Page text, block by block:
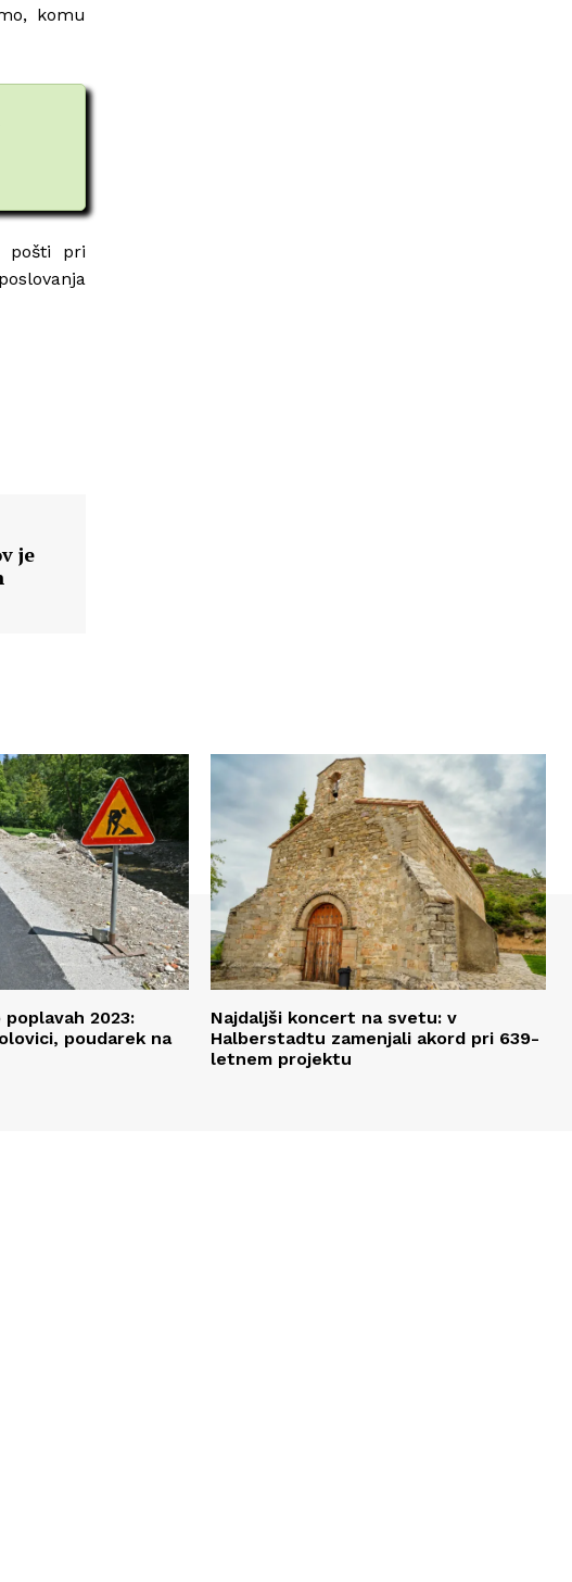
komu
pošti pri
je
2023:
poudarek na
Najdaljši koncert na svetu: v
Halberstadtu zamenjali akord pri 639-
letnem projektu